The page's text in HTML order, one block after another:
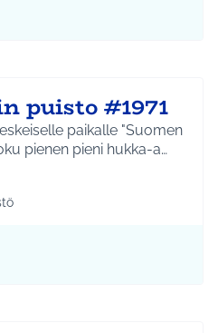
puisto #1971
paikalle "Suomen
pienen pieni hukka-a…
Koko Tuusula
teeman mukaan: Ympäristö